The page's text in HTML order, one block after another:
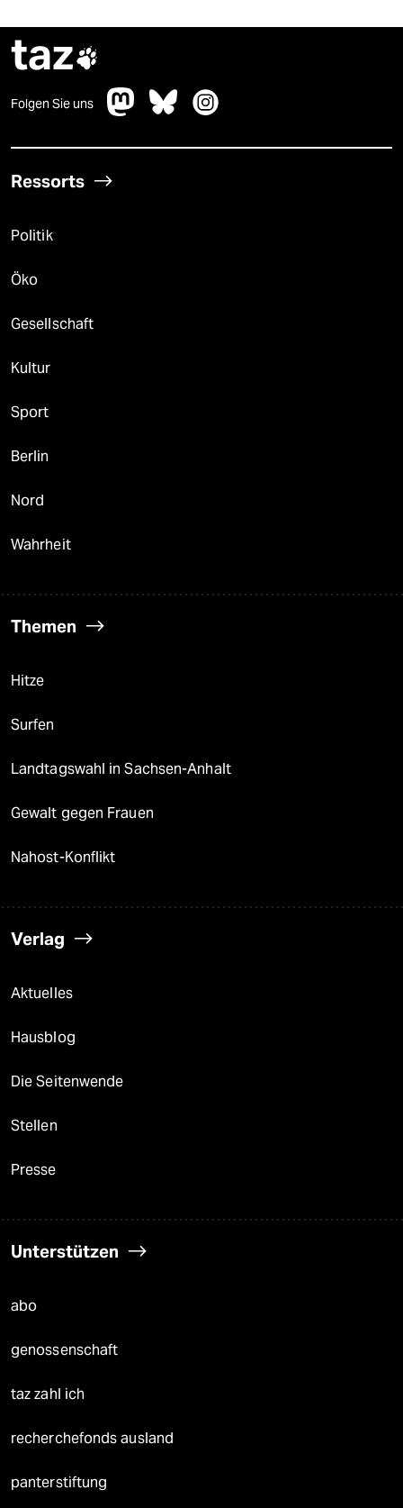
taz
Folgen Sie uns
Ressorts
Politik
Öko
Gesellschaft
Kultur
Sport
Berlin
Nord
Wahrheit
Themen
Hitze
Surfen
Landtagswahl in Sachsen-Anhalt
Gewalt gegen Frauen
Nahost-Konflikt
Verlag
Aktuelles
Hausblog
Die Seitenwende
Stellen
Presse
Unterstützen
abo
genossenschaft
taz zahl ich
recherchefonds ausland
panterstiftung